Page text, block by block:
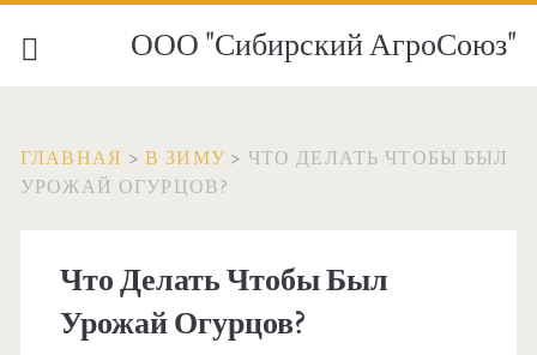
ООО "Сибирский АгроСоюз"
ГЛАВНАЯ > В ЗИМУ > ЧТО ДЕЛАТЬ ЧТОБЫ БЫЛ
УРОЖАЙ ОГУРЦОВ?
Что Делать Чтобы Был
Урожай Огурцов?